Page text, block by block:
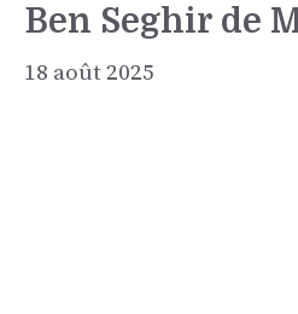
Ben Seghir de
18 août 2025